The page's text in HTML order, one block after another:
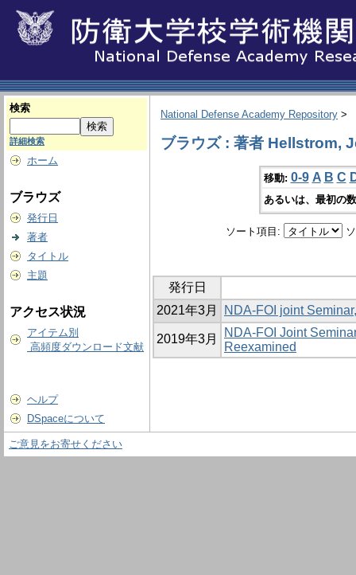
検索
詳細検索
ホーム
ブラウズ
発行日
著者
タイトル
主題
アクセス状況
アイテム別
高頻度ダウンロード文献
ヘルプ
DSpaceについて
National Defense Academy Repository >
ブラウズ : 著者 Hellstrom,
移動: 0-9 A B C
あるいは、最初の
ソート項目:
発行日
2021年3月
NDA-FOI joint
2019年3月
NDA‐FOI Joint
Reexamined
ご意見をお寄せください